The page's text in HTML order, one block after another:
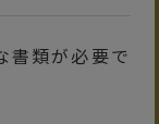
書類が必要で